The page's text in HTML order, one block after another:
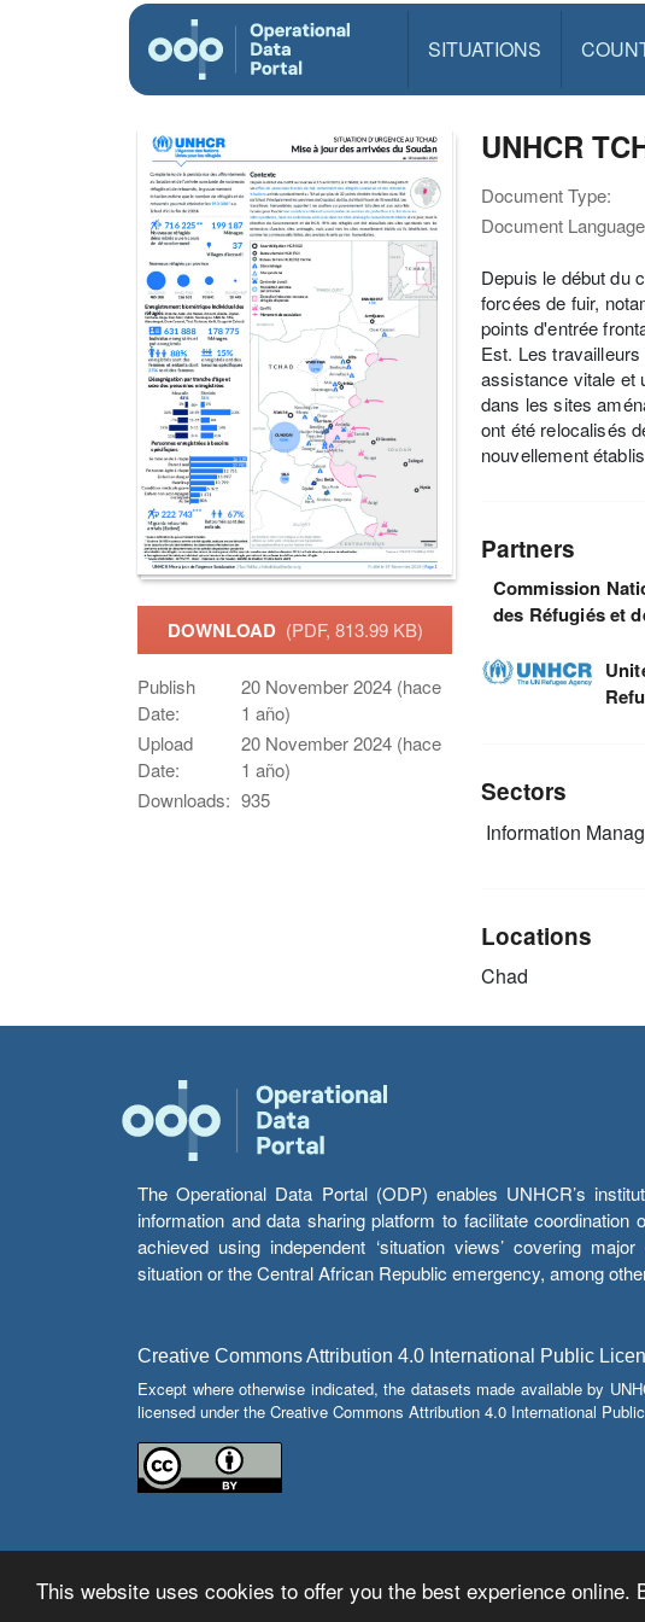
SITUATIONS
This website uses cookies to offer you the best experience
DOWNLOAD (PDF, 813.99 KB)
Publish
Date:
20 November 2024 (hace
1 año)
Upload
Date:
20 November 2024 (hace
1 año)
Downloads: 935
UNHCR
Document Type:
Document
Depuis le début du
forcées de fuir,
points d'entrée
Est. Les
assistance vitale et
dans les sites
ont été relocalisés
nouvellement
Partners
Commission
des Réfugiés et
Sectors
Information
Locations
Chad
The Operational Data Portal (ODP) enables UNHCR’s
information and data sharing platform to facilitate coordination
achieved using independent ‘situation views’ covering
situation or the Central African Republic emergency, among
Creative Commons Attribution 4.0 International Public
Except where otherwise indicated, the datasets made available by
licensed under the Creative Commons Attribution 4.0 International
© Copyright 2026 Operational Data Portal